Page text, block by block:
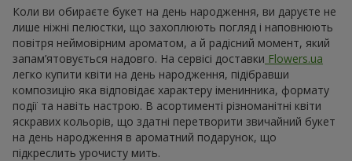
Коли ви обираєте букет на день народження, ви даруєте не
лише ніжні пелюстки, що захоплюють погляд і наповнюють
повітря неймовірним ароматом, а й радісний момент, який
запам’ятовується надовго. На сервісі доставки Flowers.ua
легко купити квіти на день народження, підібравши
композицію яка відповідає характеру іменинника, формату
події та навіть настрою. В асортименті різноманітні квіти
яскравих кольорів, що здатні перетворити звичайний букет
на день народження в ароматний подарунок, що
підкреслить урочисту мить.